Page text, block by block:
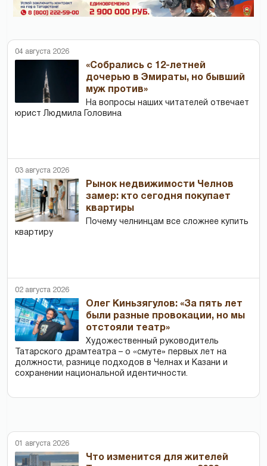
04 августа 2026
«Собрались с 12-летней
дочерью в Эмираты, но бывший
муж против»
На вопросы наших читателей отвечает
юрист Людмила Головина
03 августа 2026
Рынок недвижимости Челнов
замер: кто сегодня покупает
квартиры
Почему челнинцам все сложнее купить
квартиру
02 августа 2026
Олег Киньзягулов: «За пять лет
были разные провокации, но мы
отстояли театр»
Художественный руководитель
Татарского драмтеатра – о «смуте» первых лет на
должности, разнице подходов в Челнах и Казани и
сохранении национальной идентичности.
01 августа 2026
Что изменится для жителей